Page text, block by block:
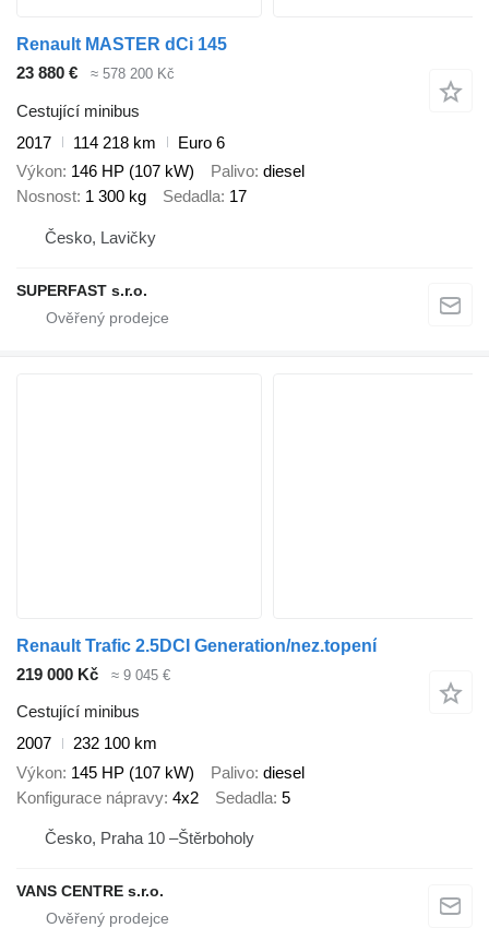
Renault MASTER dCi 145
23 880 €
≈ 578 200 Kč
Cestující minibus
2017
114 218 km
Euro 6
Výkon 146 HP (107 kW) Palivo diesel
Nosnost 1 300 kg Sedadla 17
Česko, Lavičky
SUPERFAST s.r.o.
Renault Trafic 2.5DCI Generation/nez.topení
219 000 Kč
≈ 9 045 €
Cestující minibus
2007
232 100 km
Výkon 145 HP (107 kW) Palivo diesel
Konfigurace nápravy 4x2 Sedadla 5
Česko, Praha 10 –Štěrboholy
VANS CENTRE s.r.o.